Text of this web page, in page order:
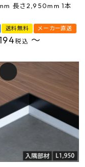
長さ2,950mm 1本
送料無料 メーカー直送
税込 〜